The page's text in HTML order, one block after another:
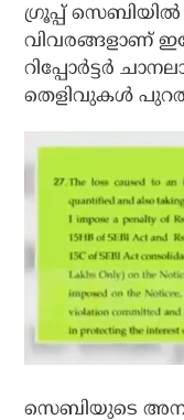
ഗ്രൂപ്പ് സെബിയില്‍
വിവരങ്ങളാണ്
റിപ്പോര്‍ട്ടര്‍
തെളിവുകള്‍
സെബിയുടെ